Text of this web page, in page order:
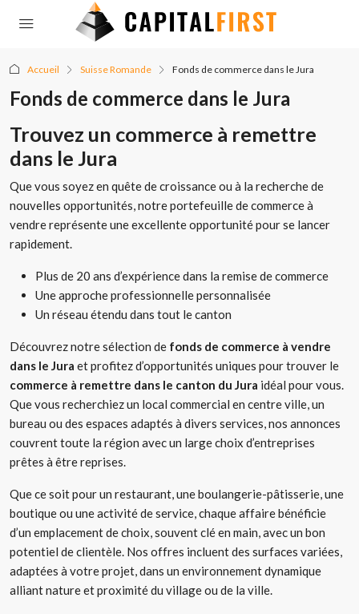
Accueil Suisse Romande Fonds de commerce dans le Jura
Fonds de commerce dans le Jura
Trouvez un commerce à remettre
dans le Jura
Que vous soyez en quête de croissance ou à la recherche de
nouvelles opportunités, notre portefeuille de commerce à
vendre représente une excellente opportunité pour se lancer
rapidement.
Plus de 20 ans d’expérience dans la remise de commerce
Une approche professionnelle personnalisée
Un réseau étendu dans tout le canton
Découvrez notre sélection de fonds de commerce à vendre
dans le Jura et profitez d’opportunités uniques pour trouver le
commerce à remettre dans le canton du Jura idéal pour vous.
Que vous recherchiez un local commercial en centre ville, un
bureau ou des espaces adaptés à divers services, nos annonces
couvrent toute la région avec un large choix d’entreprises
prêtes à être reprises.
Que ce soit pour un restaurant, une boulangerie-pâtisserie, une
boutique ou une activité de service, chaque affaire bénéficie
d’un emplacement de choix, souvent clé en main, avec un bon
potentiel de clientèle. Nos offres incluent des surfaces variées,
adaptées à votre projet, dans un environnement dynamique
alliant nature et proximité du village ou de la ville.